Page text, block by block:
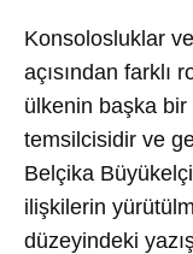
Konsolosluklar
açısından farklı
ülkenin başka
temsilcisidir ve
Belçika
ilişkilerin
düzeyindeki